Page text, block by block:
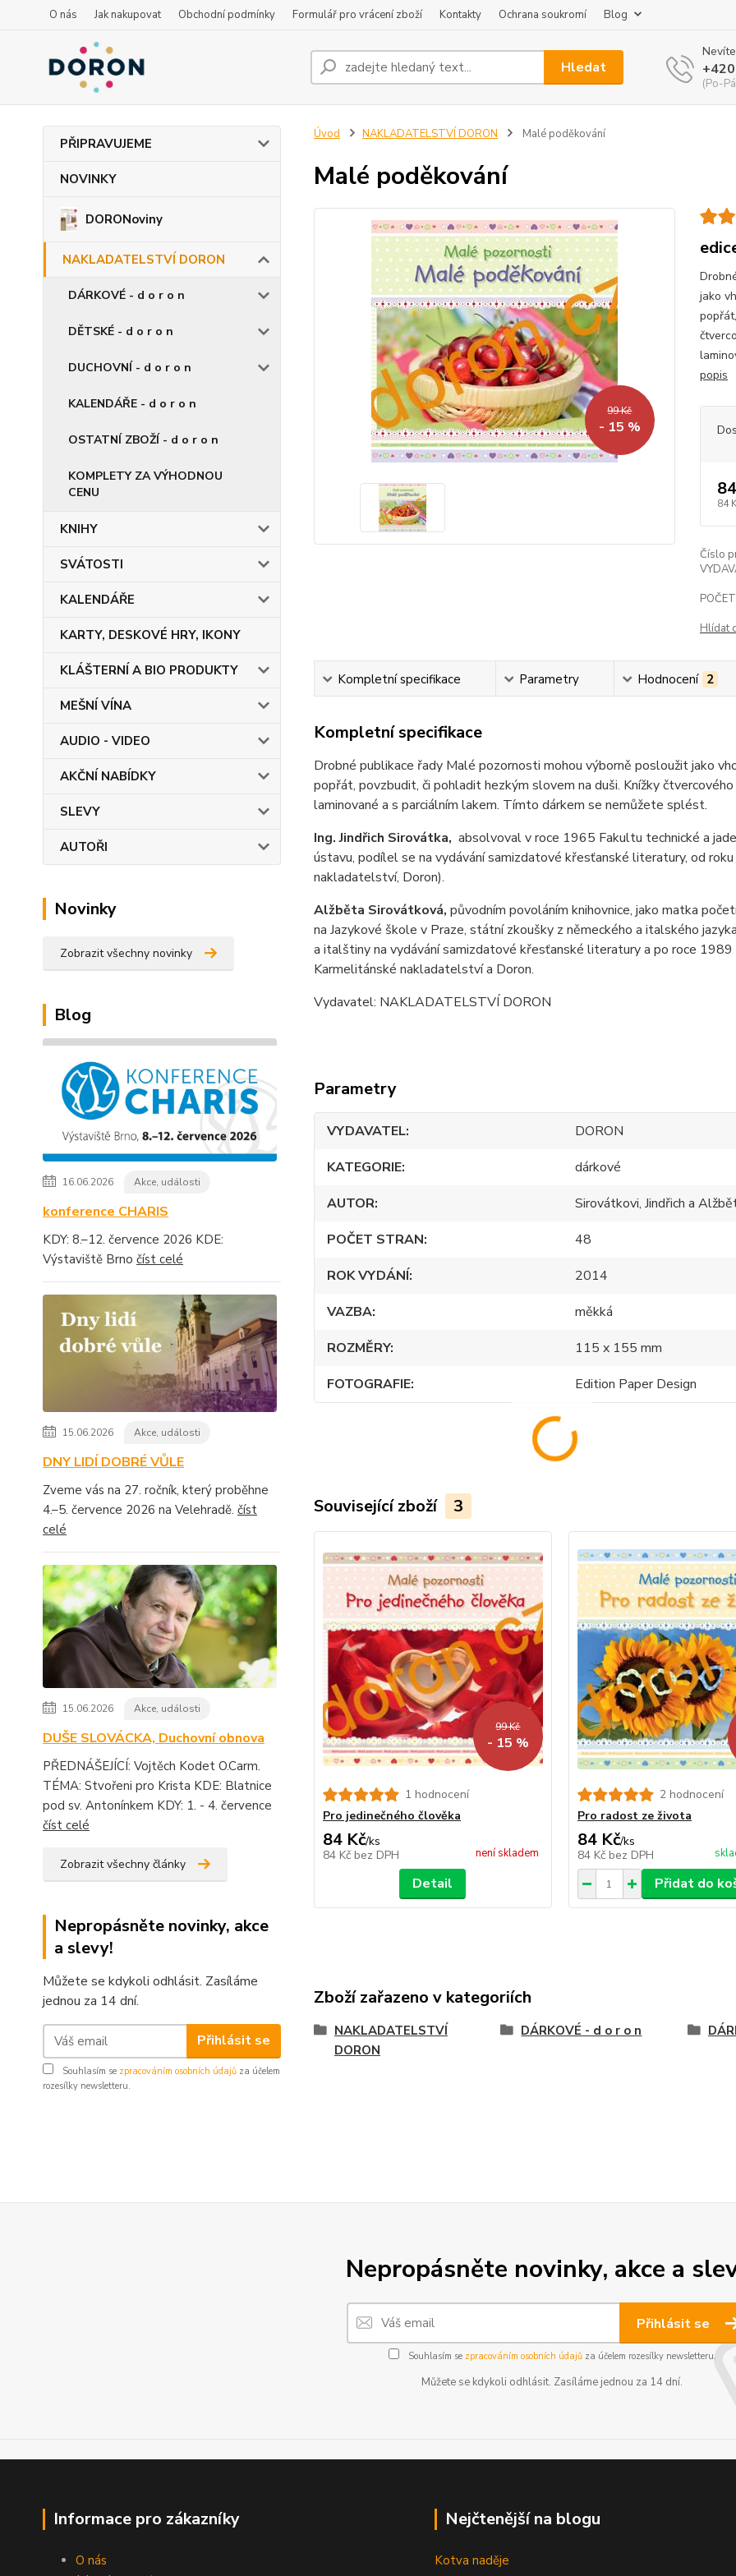
O nás Jak nakupovat Obchodní podmínky Formulář pro vrácení zboží Kontakty Ochrana soukromí Blog
Hledat
(Po-
PŘIPRAVUJEME
NOVINKY
DORONoviny
NAKLADATELSTVÍ DORON
DÁRKOVÉ - d o r o n
DĚTSKÉ - d o r o n
DUCHOVNÍ - d o r o n
KALENDÁŘE - d o r o n
OSTATNÍ ZBOŽÍ - d o r o n
KOMPLETY ZA VÝHODNOU
CENU
KNIHY
SVÁTOSTI
KALENDÁŘE
KARTY, DESKOVÉ HRY, IKONY
KLÁŠTERNÍ A BIO PRODUKTY
MEŠNÍ VÍNA
AUDIO - VIDEO
AKČNÍ NABÍDKY
SLEVY
AUTOŘI
Novinky
Zobrazit všechny novinky
Blog
16.06.2026 Akce, události
konference CHARIS
KDY: 8.–12. července 2026 KDE:
Výstaviště Brno číst celé
15.06.2026 Akce, události
DNY LIDÍ DOBRÉ VŮLE
Zveme vás na 27. ročník, který proběhne
4.–5. července 2026 na Velehradě. číst
celé
15.06.2026 Akce, události
DUŠE SLOVÁCKA, Duchovní obnova
PŘEDNÁŠEJÍCÍ: Vojtěch Kodet O.Carm.
TÉMA: Stvořeni pro Krista KDE: Blatnice
pod sv. Antonínkem KDY: 1. - 4. července
číst celé
Zobrazit všechny články
Nepropásněte novinky, akce
a slevy!
Můžete se kdykoli odhlásit. Zasíláme
jednou za 14 dní.
Přihlásit se
Souhlasím se zpracováním osobních údajů za účelem
rozesílky newsletteru.
Úvod NAKLADATELSTVÍ DORON Malé poděkování
Malé poděkování
99 Kč
- 15 %
jako
popis
84
Číslo
Hlídat
Kompletní specifikace Parametry Hodnocení 2
Kompletní specifikace
Drobné publikace řady Malé pozornosti mohou výborně posloužit jako
popřát, povzbudit, či pohladit hezkým slovem na duši. Knížky
laminované a s parciálním lakem. Tímto dárkem se nemůžete splést.
Ing. Jindřich Sirovátka, absolvoval v roce 1965 Fakultu technické a
ústavu, podílel se na vydávání samizdatové křesťanské literatury, od
nakladatelství, Doron).
Alžběta Sirovátková, původním povoláním knihovnice, jako matka
na Jazykové škole v Praze, státní zkoušky z německého a italského
a italštiny na vydávání samizdatové křesťanské literatury a po roce
Karmelitánské nakladatelství a Doron.
Vydavatel: NAKLADATELSTVÍ DORON
Parametry
VYDAVATEL
DORON
KATEGORIE
dárkové
AUTOR
Sirovátkovi, Jindřich a
POČET STRAN
48
ROK VYDÁNÍ
2014
VAZBA
měkká
ROZMĚRY
115 x 155 mm
FOTOGRAFIE
Edition Paper Design
Související zboží 3
99 Kč
- 15 %
1 hodnocení
Pro jedinečného člověka
84 Kč/ks
84 Kč bez DPH není skladem
Detail
2 hodnocení
Pro radost ze života
84 Kč/ks
84 Kč bez DPH
Přidat do
Zboží zařazeno v kategoriích
NAKLADATELSTVÍ
DORON
DÁRKOVÉ - d o r o n
Nepropásněte novinky, akce a
Přihlásit se
Souhlasím se zpracováním osobních údajůza účelem rozesílky newsletteru.
Můžete se kdykoli odhlásit. Zasíláme jednou za 14 dní.
Informace pro zákazníky
O nás
Nejčtenější na blogu
Kotva naděje